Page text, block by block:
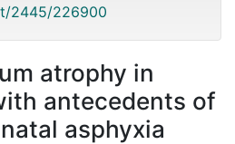
2445/226900
atrophy in
antecedents of
asphyxia